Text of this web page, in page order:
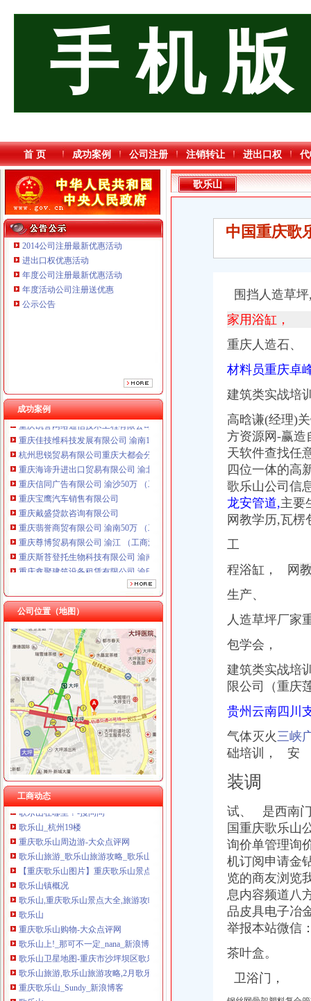
手 机 版
首 页 成功案例 公司注册 注销转让 进出口权
2014公司注册最新优惠活动
进出口权优惠活动
年度公司注册最新优惠活动
年度活动公司注册送优惠
公示公告
成功案例
重庆海谛升进出口贸易有限公司 渝北100万 （进出口权）
重庆信同广告有限公司 渝沙50万 （工商注册）
重庆鑫聚建筑设备租赁有限公司 渝巴3万 （工商注册）
重庆凯誉网络通信技术工程有限公司渝中分公司 （工商注册）
重庆佳技维科技发展有限公司 渝南100万 （进出口权）
杭州思锐贸易有限公司重庆大都会分公司 渝中 工商注册
重庆海谛升进出口贸易有限公司 渝北100万 （进出口权）
重庆信同广告有限公司 渝沙50万 （工商注册）
重庆宝鹰汽车销售有限公司
重庆戴盛贷款咨询有限公司
重庆翡誉商贸有限公司 渝南50万 （工商注册）
重庆尊博贸易有限公司 渝江 （工商注册）
重庆斯苔登托生物科技有限公司 渝南10万 （工商注册）
重庆鑫聚建筑设备租赁有限公司 渝巴3万 （工商注册）
重庆凯誉网络通信技术工程有限公司渝中分公司 （工商注册）
重庆佳技维科技发展有限公司 渝南100万 （进出口权）
杭州思锐贸易有限公司重庆大都会分公司 渝中 工商注册
公司位置（地图）
工商动态
歌乐山
错游歌乐山
【58同城】衡水到歌乐山旅游_衡水到歌乐山旅游线路报价
【58同城】松原到歌乐山旅游_松原到歌乐山旅游线路报价
安家歌乐山森林里享受在山城的有氧日子_房产资讯-重庆房天下
重庆歌乐山隧道附近酒店_重庆歌乐山隧道附近宾馆【同程酒店】
歌乐山-搜百科
感受山城红记忆歌乐山一日行_沙坪坝攻略\景点\线路_新浪重庆
歌乐山在哪里？-搜问问
歌乐山_杭州19楼
歌乐山旅游_歌乐山旅游攻略_歌乐山旅游景点_乐途旅游网
歌乐山,重庆歌乐山景点大全,旅游攻略,旅游美食-POCO旅游社区-
歌乐山旅游,歌乐山旅游攻略,2月歌乐山旅游攻略-艺龙旅游指南
歌乐山
中国重庆歌
围挡人造草
家用浴缸，
重庆人造石、
材料员重庆卓
建筑类实战培
高晗谦(经理)
方资源网-赢造
天软件查找任
四位一体的高
歌乐山公司信
龙安管道,主要
网教学历,瓦
工
程浴缸， 网
生产、
人造草坪厂家
包学会，
建筑类实战培
限公司（重庆
贵州云南四川
气体灭火三峡
础培训， 安
装调
试、 是西南门
国重庆歌乐山
询价单管理询
机订阅申请金
览的商友浏览
息内容频道八
品皮具电子冶
举报本站微信
茶叶盒。
卫浴门，